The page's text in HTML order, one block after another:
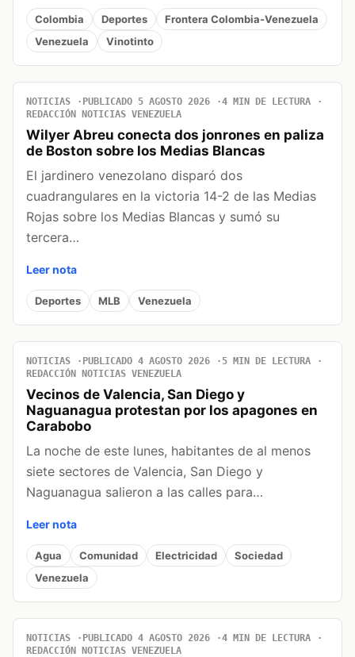
Colombia Deportes
Frontera Colombia-Venezuela
Venezuela
Vinotinto
NOTICIAS PUBLICADO 5 AGOSTO 2026
4 MIN DE LECTURA
REDACCIÓN NOTICIAS VENEZUELA
Wilyer Abreu conecta dos jonrones en paliza
de Boston sobre los Medias Blancas
El jardinero venezolano disparó dos
cuadrangulares en la victoria 14-2 de las Medias
Rojas sobre los Medias Blancas y sumó su
tercera…
Leer nota
Deportes MLB Venezuela
NOTICIAS PUBLICADO 4 AGOSTO 2026
5 MIN DE LECTURA
REDACCIÓN NOTICIAS VENEZUELA
Vecinos de Valencia, San Diego y
Naguanagua protestan por los apagones en
Carabobo
La noche de este lunes, habitantes de al menos
siete sectores de Valencia, San Diego y
Naguanagua salieron a las calles para…
Leer nota
Agua Comunidad Electricidad
Sociedad
Venezuela
NOTICIAS PUBLICADO 4 AGOSTO 2026
4 MIN DE LECTURA
REDACCIÓN NOTICIAS VENEZUELA